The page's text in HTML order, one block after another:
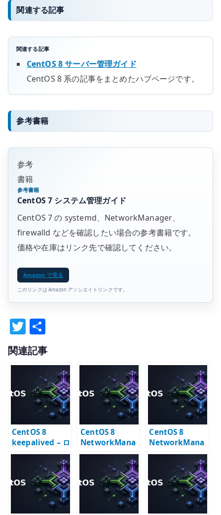
関連する記事
関連する記事
CentOS 8 サーバー管理ガイド
CentOS 8 系の記事をまとめたハブページです。
参考書籍
参考
書籍
参考書籍
CentOS 7 システム管理ガイド
CentOS 7 の systemd、NetworkManager、
firewalld などを確認したい場合の参考書籍です。
価格や在庫はリンク先で確認してください。
Amazon で見る
このリンクは Amazon アソシエイトリンクです。
T
w
it
te
r
有
関連記事
CentOS 8
keepalived – ロ
ードバランサー
と仮想 IP の基本
CentOS 8
NetworkMana
ger nmcli –
device と
connection の
基本
CentOS 8
NetworkMana
ger Bridge 設定
– KVM 向け
bridge の基本